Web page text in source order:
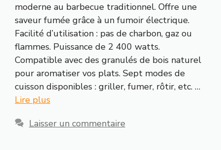
moderne au barbecue traditionnel. Offre une
saveur fumée grâce à un fumoir électrique.
Facilité d’utilisation : pas de charbon, gaz ou
flammes. Puissance de 2 400 watts.
Compatible avec des granulés de bois naturel
pour aromatiser vos plats. Sept modes de
cuisson disponibles : griller, fumer, rôtir, etc. …
Lire plus
Laisser un commentaire